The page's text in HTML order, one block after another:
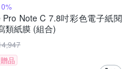
Pro Note C 7.8吋彩色電子紙閱
類紙膜 (組合)
贈品